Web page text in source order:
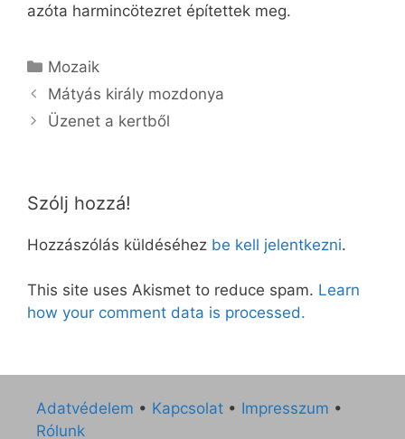
azóta harmincötezret építettek meg.
Kategória
Mozaik
Mátyás király mozdonya
Üzenet a kertből
Szólj hozzá!
Hozzászólás küldéséhez be kell jelentkezni.
This site uses Akismet to reduce spam. Learn
how your comment data is processed.
Adatvédelem • Kapcsolat • Impresszum •
Rólunk